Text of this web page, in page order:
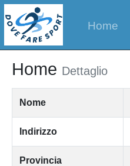
Home
Home Dettaglio
Nome
Indirizzo
Provincia